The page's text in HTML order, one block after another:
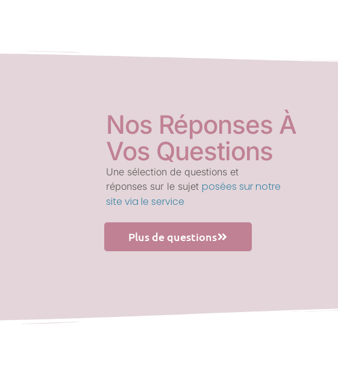
Nos Réponses À
Vos Questions
Une sélection de questions et
réponses sur le sujet posées sur notre
site via le service
Plus de questions